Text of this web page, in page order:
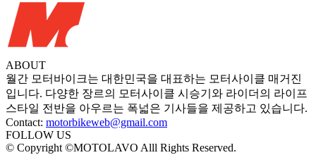
ABOUT
월간 모터바이크는 대한민국을 대표하는 모터사이클 매거진
입니다. 다양한 장르의 모터사이클 시승기와 라이더의 라이프
스타일 전반을 아우르는 폭넓은 기사들을 제공하고 있습니다.
Contact: motorbikeweb@gmail.com
FOLLOW US
© Copyright ©MOTOLAVO Alll Rights Reserved.